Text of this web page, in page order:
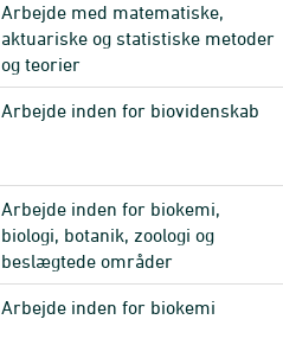
Arbejde med matematiske,
aktuariske og statistiske metoder
og teorier
Arbejde inden for biovidenskab
Arbejde inden for biokemi,
biologi, botanik, zoologi og
beslægtede områder
Arbejde inden for biokemi